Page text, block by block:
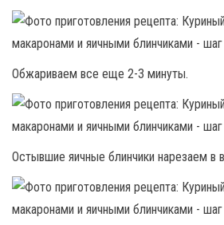
Обжариваем все еще 2-3 минуты.
Остывшие яичные блинчики нарезаем в